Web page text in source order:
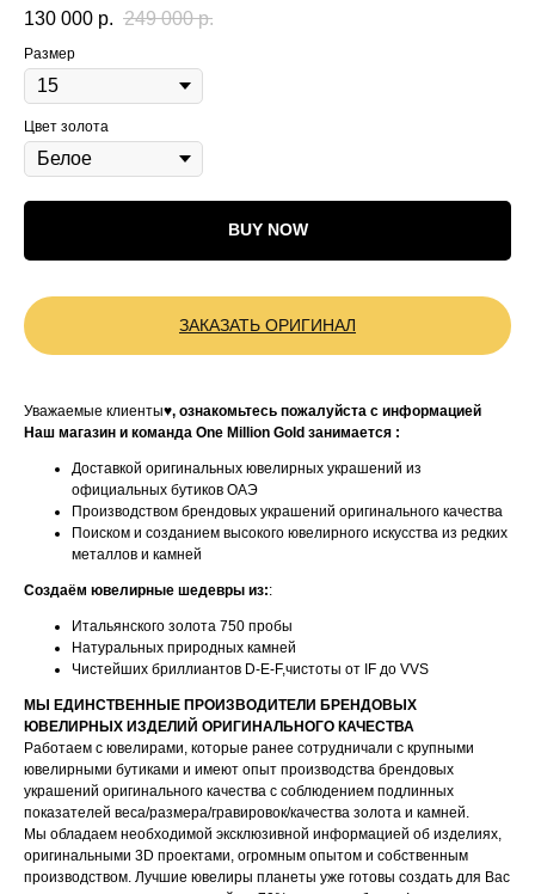
130 000 р. 249 000 р.
Размер
Цвет золота
BUY NOW
ЗАКАЗАТЬ ОРИГИНАЛ
Уважаемые клиенты♥, ознакомьтесь пожалуйста с информацией
Наш магазин и команда One Million Gold занимается :
Доставкой оригинальных ювелирных украшений из
официальных бутиков ОАЭ
Производством брендовых украшений оригинального качества
Поиском и созданием высокого ювелирного искусства из редких
металлов и камней
Создаём ювелирные шедевры из::
Итальянского золота 750 пробы
Натуральных природных камней
Чистейших бриллиантов D-E-F,чистоты от IF до VVS
МЫ ЕДИНСТВЕННЫЕ ПРОИЗВОДИТЕЛИ БРЕНДОВЫХ
ЮВЕЛИРНЫХ ИЗДЕЛИЙ ОРИГИНАЛЬНОГО КАЧЕСТВА
Работаем с ювелирами, которые ранее сотрудничали с крупными
ювелирными бутиками и имеют опыт производства брендовых
украшений оригинального качества с соблюдением подлинных
показателей веса/размера/гравировок/качества золота и камней.
Мы обладаем необходимой эксклюзивной информацией об изделиях,
оригинальными 3D проектами, огромным опытом и собственным
производством. Лучшие ювелиры планеты уже готовы создать для Вас